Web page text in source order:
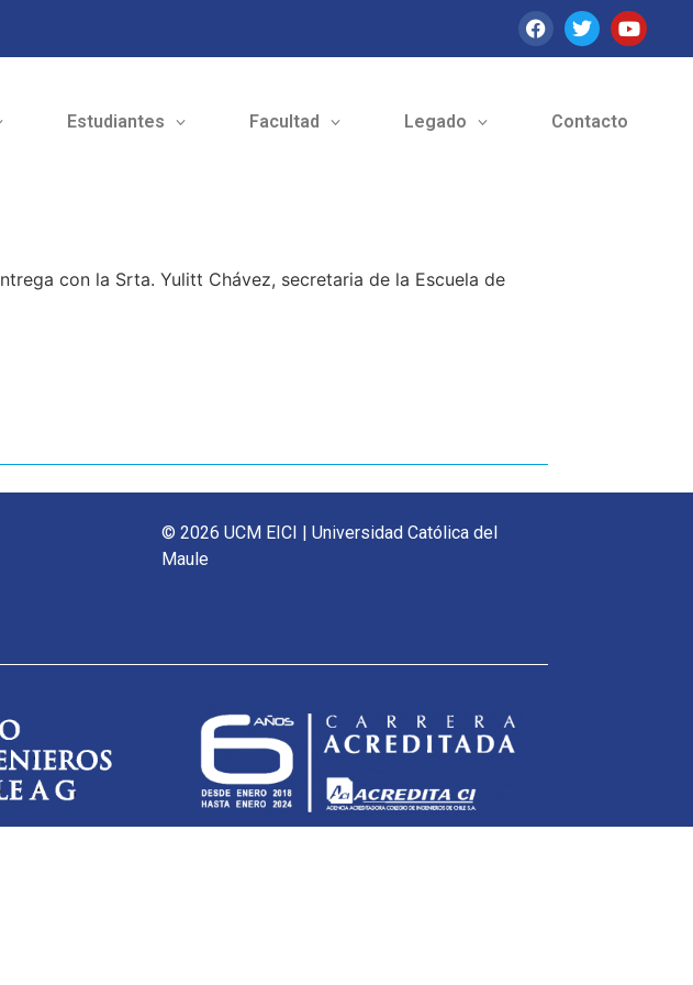
Estudiantes Facultad Legado Contacto
con la Srta. Yulitt Chávez, secretaria de la Escuela de
© 2026 UCM EICI | Universidad Católica del
Maule